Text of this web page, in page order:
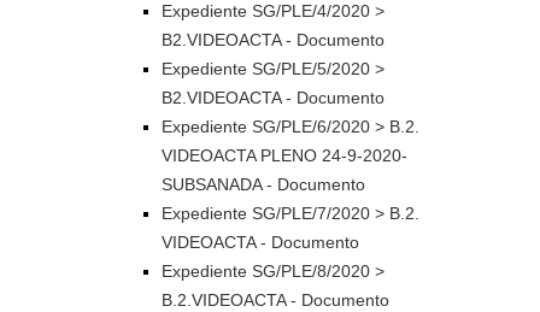
Expediente SG/PLE/4/2020 >
B2.VIDEOACTA - Documento
Expediente SG/PLE/5/2020 >
B2.VIDEOACTA - Documento
Expediente SG/PLE/6/2020 > B.2.
VIDEOACTA PLENO 24-9-2020-
SUBSANADA - Documento
Expediente SG/PLE/7/2020 > B.2.
VIDEOACTA - Documento
Expediente SG/PLE/8/2020 >
B.2.VIDEOACTA - Documento